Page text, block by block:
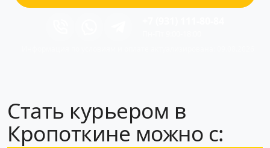
Стать курьером в
Кропоткине можно с: